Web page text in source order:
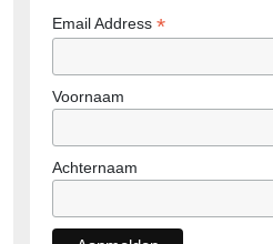
Email Address *
Voornaam
Achternaam